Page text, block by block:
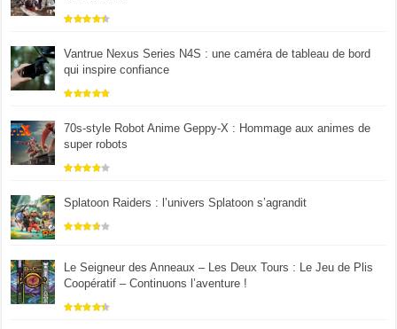
Vantrue Nexus Series N4S : une caméra de tableau de bord
qui inspire confiance
70s-style Robot Anime Geppy-X : Hommage aux animes de
super robots
Splatoon Raiders : l’univers Splatoon s’agrandit
Le Seigneur des Anneaux – Les Deux Tours : Le Jeu de Plis
Coopératif – Continuons l’aventure !